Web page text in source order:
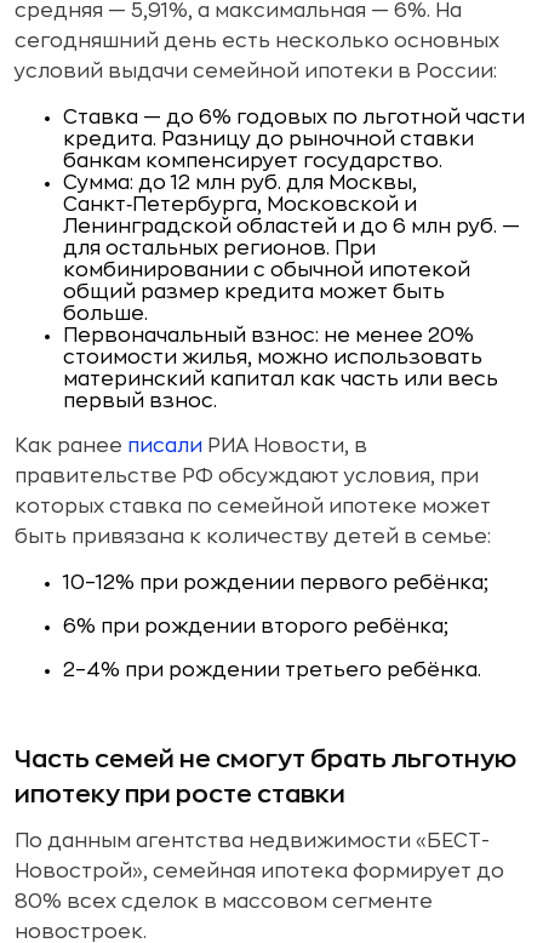
средняя — 5,91%, а максимальная — 6%. На
сегодняшний день есть несколько основных
условий выдачи семейной ипотеки в России:
Ставка — до 6% годовых по льготной части
кредита. Разницу до рыночной ставки
банкам компенсирует государство.​
Сумма: до 12 млн руб. для Москвы,
Санкт‑Петербурга, Московской и
Ленинградской областей и до 6 млн руб. —
для остальных регионов. При
комбинировании с обычной ипотекой
общий размер кредита может быть
больше.​
Первоначальный взнос: не менее 20%
стоимости жилья, можно использовать
материнский капитал как часть или весь
первый взнос.
Как ранее писали РИА Новости, в
правительстве РФ обсуждают условия, при
которых ставка по семейной ипотеке может
быть привязана к количеству детей в семье:
10–12% при рождении первого ребёнка;
6% при рождении второго ребёнка;
2–4% при рождении третьего ребёнка.
Часть семей не смогут брать льготную
ипотеку при росте ставки
По данным агентства недвижимости «БЕСТ-
Новострой», семейная ипотека формирует до
80% всех сделок в массовом сегменте
новостроек.